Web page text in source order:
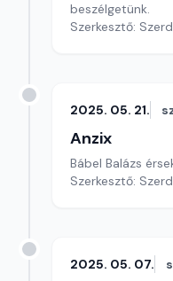
beszélgetünk.
Szerkesztő:
2025. 05. 21.
Anzix
Bábel Balázs
Szerkesztő:
2025. 05. 07.